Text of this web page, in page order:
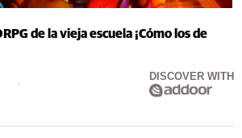
de la vieja escuela ¡Cómo los de
DISCOVER WITH